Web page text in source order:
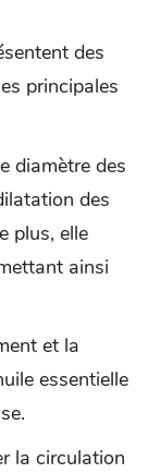
des
principales
diamètre des
des
plus, elle
ainsi
et la
essentielle
la circulation